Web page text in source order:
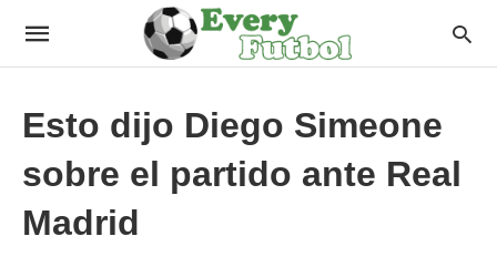
Esto dijo Diego Simeone
sobre el partido ante Real
Madrid